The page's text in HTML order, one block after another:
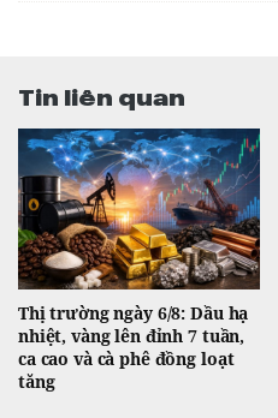
Tin liên quan
Thị trường ngày 6/8: Dầu hạ
nhiệt, vàng lên đỉnh 7 tuần,
ca cao và cà phê đồng loạt
tăng